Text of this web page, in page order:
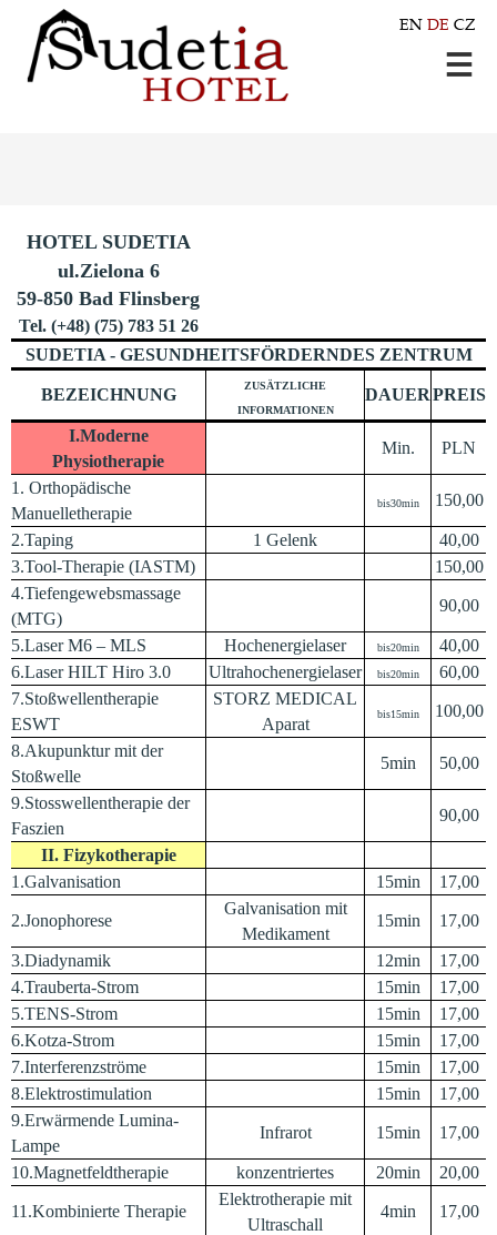
EN DE CZ
HOTEL SUDETIA
ul.Zielona 6
59-850 Bad Flinsberg
Tel. (+48) (75) 783 51 26
SUDETIA - GESUNDHEITSFÖRDERNDES ZENTRUM
BEZEICHNUNG
ZUSÄTZLICHE
INFORMATIONEN
DAUERPREIS
I.Moderne
Physiotherapie
Min. PLN
1. Orthopädische
Manuelletherapie
bis30min 150,00
2.Taping 1 Gelenk
40,00
3.Tool-Therapie (IASTM)
150,00
4.Tiefengewebsmassage
(MTG)
90,00
5.Laser M6 – MLS Hochenergielaser bis20min
40,00
6.Laser HILT Hiro 3.0
Ultrahochenergielaser bis20min
60,00
7.Stoßwellentherapie
ESWT
STORZ MEDICAL
Aparat
bis15min 100,00
8.Akupunktur mit der
Stoßwelle
5min 50,00
9.Stosswellentherapie der
Faszien
90,00
II. Fizykotherapie
1.Galvanisation
15min 17,00
2.Jonophorese
Galvanisation mit
Medikament
15min 17,00
3.Diadynamik 12min
17,00
4.Trauberta-Strom
15min
17,00
5.TENS-Strom
15min
17,00
6.Kotza-Strom
15min
17,00
7.Interferenzströme
15min
17,00
8.Elektrostimulation
15min
17,00
9.Erwärmende Lumina-
Lampe
Infrarot 15min 17,00
10.Magnetfeldtherapie konzentriertes 20min 20,00
11.Kombinierte Therapie
Elektrotherapie mit
Ultraschall
4min 17,00